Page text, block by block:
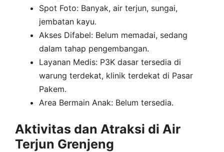
Spot Foto: Banyak, air terjun, sungai,
jembatan kayu.
Akses Difabel: Belum memadai, sedang
dalam tahap pengembangan.
Layanan Medis: P3K dasar tersedia di
warung terdekat, klinik terdekat di Pasar
Pakem.
Area Bermain Anak: Belum tersedia.
Aktivitas dan Atraksi di Air
Terjun Grenjeng